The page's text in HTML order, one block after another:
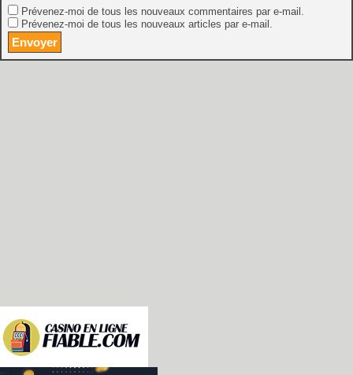
Prévenez-moi de tous les nouveaux commentaires par e-mail.
Prévenez-moi de tous les nouveaux articles par e-mail.